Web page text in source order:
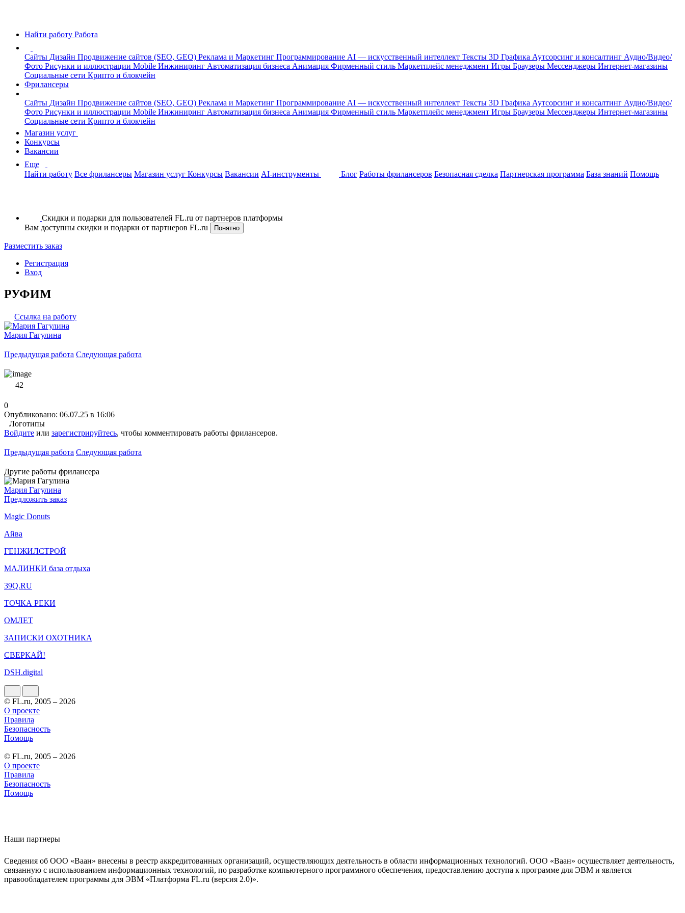
Найти работу Работа
Сайты Дизайн Продвижение сайтов (SEO, GEO) Реклама и Маркетинг Программирование AI — искусственный интеллект Тексты 3D Графика Аутсорсинг и консалтинг Аудио/Видео/
Фото Рисунки и иллюстрации Mobile Инжиниринг Автоматизация бизнеса Анимация Фирменный стиль Маркетплейс менеджмент Игры Браузеры Мессенджеры Интернет-магазины
Социальные сети Крипто и блокчейн
Фрилансеры
Сайты Дизайн Продвижение сайтов (SEO, GEO) Реклама и Маркетинг Программирование AI — искусственный интеллект Тексты 3D Графика Аутсорсинг и консалтинг Аудио/Видео/
Фото Рисунки и иллюстрации Mobile Инжиниринг Автоматизация бизнеса Анимация Фирменный стиль Маркетплейс менеджмент Игры Браузеры Мессенджеры Интернет-магазины
Социальные сети Крипто и блокчейн
Магазин услуг
Конкурсы
Вакансии
Еще
Найти работу Все фрилансеры Магазин услуг Конкурсы Вакансии AI-инструменты Блог Работы фрилансеров Безопасная сделка Партнерская программа База знаний Помощь
Скидки и подарки для пользователей FL.ru от партнеров платформы
Вам доступны скидки и подарки от партнеров FL.ru
Понятно
Разместить заказ
Регистрация
Вход
РУФИМ
Ссылка на работу
Мария Гагулина
Предыдущая работа Следующая работа
42
0
Опубликовано: 06.07.25 в 16:06
Логотипы
Войдите или зарегистрируйтесь, чтобы комментировать работы фрилансеров.
Предыдущая работа Следующая работа
Другие работы фрилансера
Мария Гагулина
Предложить заказ
Magic Donuts
Айва
ГЕНЖИЛСТРОЙ
МАЛИНКИ база отдыха
39Q.RU
ТОЧКА РЕКИ
ОМЛЕТ
ЗАПИСКИ ОХОТНИКА
СВЕРКАЙ!
DSH.digital
© FL.ru, 2005 – 2026
О проекте
Правила
Безопасность
Помощь
© FL.ru, 2005 – 2026
О проекте
Правила
Безопасность
Помощь
Наши партнеры
Сведения об ООО «Ваан» внесены в реестр аккредитованных организаций, осуществляющих деятельность в области информационных технологий. ООО «Ваан» осуществляет деятельность,
связанную с использованием информационных технологий, по разработке компьютерного программного обеспечения, предоставлению доступа к программе для ЭВМ и является
правообладателем программы для ЭВМ «Платформа FL.ru (версия 2.0)».